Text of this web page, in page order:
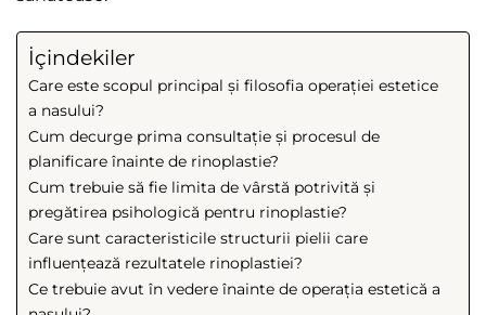
İçindekiler
Care este scopul principal și filosofia operației estetice
a nasului?
Cum decurge prima consultație și procesul de
planificare înainte de rinoplastie?
Cum trebuie să fie limita de vârstă potrivită și
pregătirea psihologică pentru rinoplastie?
Care sunt caracteristicile structurii pielii care
influențează rezultatele rinoplastiei?
Ce trebuie avut în vedere înainte de operația estetică a